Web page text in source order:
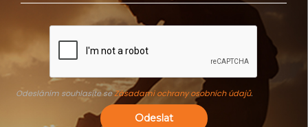
Odesláním souhlasíte seZásadami ochrany osobních údajů.
Odeslat